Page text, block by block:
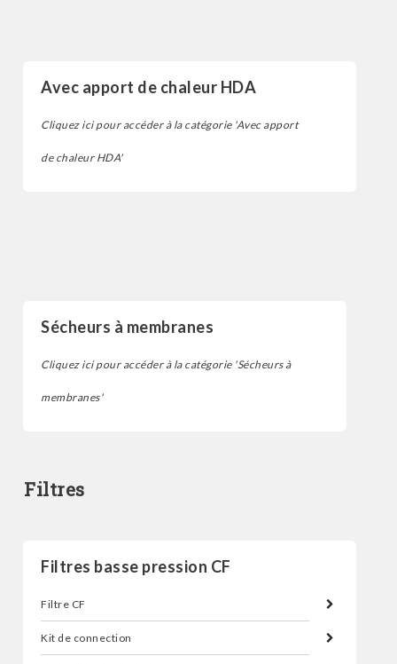
Avec apport de chaleur HDA
Cliquez ici pour accéder à la catégorie 'Avec apport
de chaleur HDA'
Sécheurs à membranes
Cliquez ici pour accéder à la catégorie 'Sécheurs à
membranes'
Filtres
Filtres basse pression CF
Filtre CF
Kit de connection